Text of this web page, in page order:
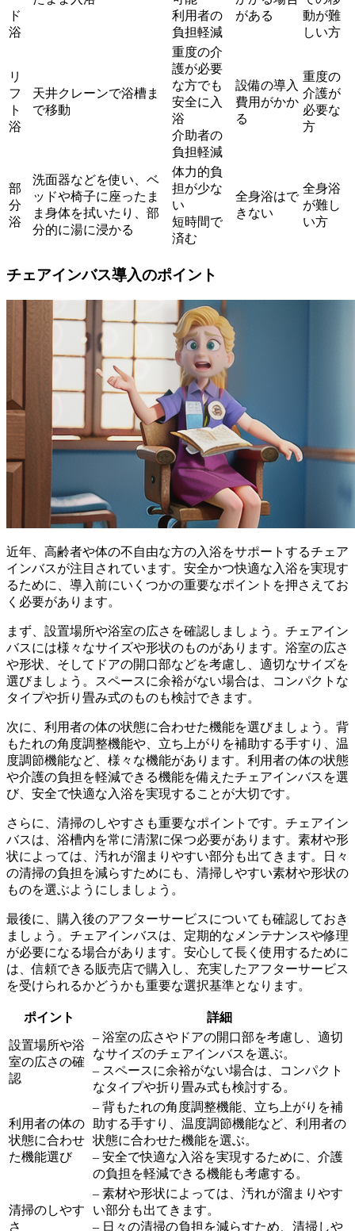
ド
浴
利用者の
負担軽減
がある
動が難
しい方
リ
フ
ト
浴
天井クレーンで浴槽ま
で移動
重度の介
護が必要
な方でも
安全に入
浴
介助者の
負担軽減
設備の導入
費用がかか
る
重度の
介護が
必要な
方
部
分
浴
洗面器などを使い、ベ
ッドや椅子に座ったま
ま身体を拭いたり、部
分的に湯に浸かる
体力的負
担が少な
い
短時間で
済む
全身浴はで
きない
全身浴
が難し
い方
チェアインバス導入のポイント
近年、高齢者や体の不自由な方の入浴をサポートするチェア
インバスが注目されています。安全かつ快適な入浴を実現す
るために、導入前にいくつかの重要なポイントを押さえてお
く必要があります。
まず、 設置場所や浴室の広さを確認しましょう。チェアイン
バスには様々なサイズや形状のものがあります。浴室の広さ
や形状、そしてドアの開口部などを考慮し、適切なサイズを
選びましょう。スペースに余裕がない場合は、コンパクトな
タイプや折り畳み式のものも検討できます。
次に、 利用者の体の状態に合わせた機能を選びましょう。背
もたれの角度調整機能や、立ち上がりを補助する手すり、温
度調節機能など、様々な機能があります。利用者の体の状態
や介護の負担を軽減できる機能を備えたチェアインバスを選
び、安全で快適な入浴を実現することが大切です。
さらに、 清掃のしやすさ も重要なポイントです。チェアイン
バスは、浴槽内を常に清潔に保つ必要があります。素材や形
状によっては、汚れが溜まりやすい部分も出てきます。日々
の清掃の負担を減らすためにも、清掃しやすい素材や形状の
ものを選ぶようにしましょう。
最後に、 購入後のアフターサービスについても確認しておき
ましょう。チェアインバスは、定期的なメンテナンスや修理
が必要になる場合があります。安心して長く使用するために
は、信頼できる販売店で購入し、充実したアフターサービス
を受けられるかどうかも重要な選択基準となります。
ポイント 詳細
設置場所や浴
室の広さの確
認
– 浴室の広さやドアの開口部を考慮し、適切
なサイズのチェアインバスを選ぶ。
– スペースに余裕がない場合は、コンパクト
なタイプや折り畳み式も検討する。
利用者の体の
状態に合わせ
た機能選び
– 背もたれの角度調整機能、立ち上がりを補
助する手すり、温度調節機能など、利用者の
状態に合わせた機能を選ぶ。
– 安全で快適な入浴を実現するために、介護
の負担を軽減できる機能も考慮する。
清掃のしやす
さ
– 素材や形状によっては、汚れが溜まりやす
い部分も出てきます。
– 日々の清掃の負担を減らすため、清掃しや